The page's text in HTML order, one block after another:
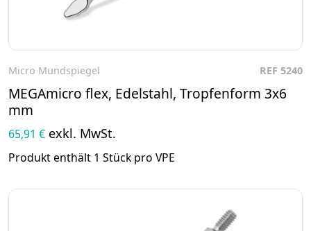
Micro Mundspiegel REF 5240
MEGAmicro flex, Edelstahl, Tropfenform 3x6
mm
65,91 € exkl. MwSt.
Produkt enthält 1 Stück pro VPE